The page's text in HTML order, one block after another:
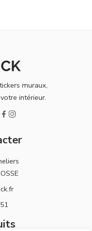
muraux,
intérieur.